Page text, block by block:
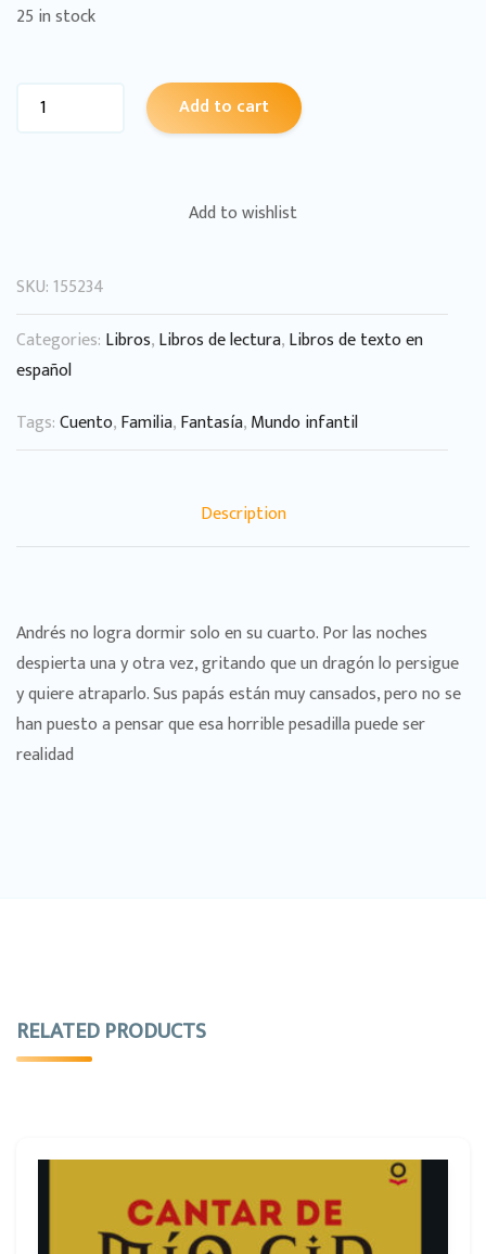
25 in stock
Add to cart
Add to wishlist
SKU:155234
Categories: Libros,Libros de lectura,Libros de texto en
español
Tags:Cuento,Familia,Fantasía,Mundo infantil
Description
Andrés no logra dormir solo en su cuarto. Por las noches
despierta una y otra vez, gritando que un dragón lo persigue
y quiere atraparlo. Sus papás están muy cansados, pero no se
han puesto a pensar que esa horrible pesadilla puede ser
realidad
RELATED PRODUCTS